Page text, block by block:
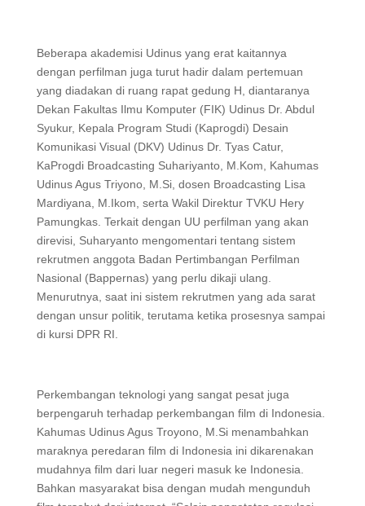
Beberapa akademisi Udinus yang erat kaitannya
dengan perfilman juga turut hadir dalam pertemuan
yang diadakan di ruang rapat gedung H, diantaranya
Dekan Fakultas Ilmu Komputer (FIK) Udinus Dr. Abdul
Syukur, Kepala Program Studi (Kaprogdi) Desain
Komunikasi Visual (DKV) Udinus Dr. Tyas Catur,
KaProgdi Broadcasting Suhariyanto, M.Kom, Kahumas
Udinus Agus Triyono, M.Si, dosen Broadcasting Lisa
Mardiyana, M.Ikom, serta Wakil Direktur TVKU Hery
Pamungkas. Terkait dengan UU perfilman yang akan
direvisi, Suharyanto mengomentari tentang sistem
rekrutmen anggota Badan Pertimbangan Perfilman
Nasional (Bappernas) yang perlu dikaji ulang.
Menurutnya, saat ini sistem rekrutmen yang ada sarat
dengan unsur politik, terutama ketika prosesnya sampai
di kursi DPR RI.
Perkembangan teknologi yang sangat pesat juga
berpengaruh terhadap perkembangan film di Indonesia.
Kahumas Udinus Agus Troyono, M.Si menambahkan
maraknya peredaran film di Indonesia ini dikarenakan
mudahnya film dari luar negeri masuk ke Indonesia.
Bahkan masyarakat bisa dengan mudah mengunduh